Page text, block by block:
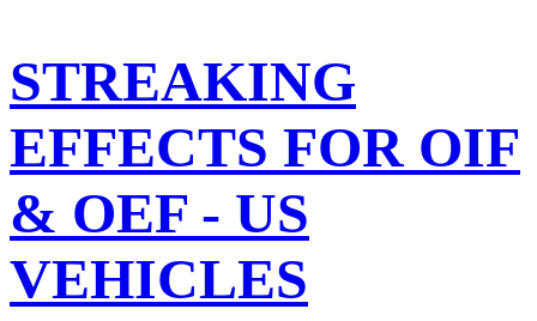
STREAKING
EFFECTS FOR OIF
& OEF - US
VEHICLES